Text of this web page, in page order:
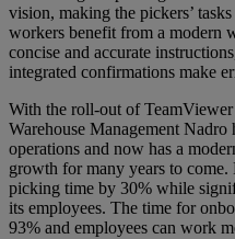
vision, making the pickers’
workers benefit from a modern
concise and accurate
integrated confirmations make
With the roll-out of
Warehouse Management Nadro
operations and now has a
growth for many years to
picking time by 30% while
its employees. The time for
93% and employees can work